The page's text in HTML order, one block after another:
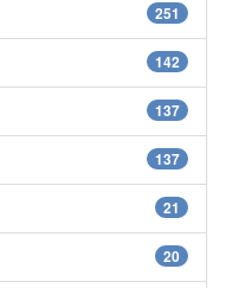
251
142
137
137
21
20